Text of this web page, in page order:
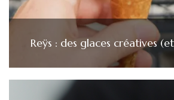
Reÿs : des glaces créatives